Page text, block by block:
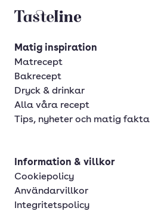
Tasteline startsida
Matig inspiration
Matrecept
Bakrecept
Dryck & drinkar
Alla våra recept
Tips, nyheter och matig fakta
Information & villkor
Cookiepolicy
Användarvillkor
Integritetspolicy